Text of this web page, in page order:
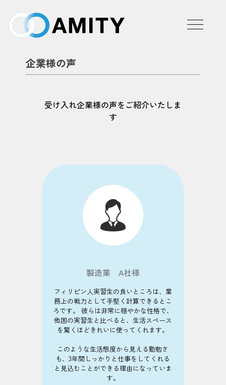
企業様の声
受け入れ企業様の声をご紹介いたしま
す
製造業 A社様
フィリピン人実習生の良いところは、業
務上の戦力として手堅く計算できるとこ
ろです。 彼らは非常に穏やかな性格で、
他国の実習生と比べると、生活スペース
を驚くほどきれいに使ってくれます。
このような生活態度から見える勤勉さ
も、3年間しっかりと仕事をしてくれる
と見込むことができる理由になっていま
す。